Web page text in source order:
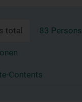
total 83 Persons
Contents